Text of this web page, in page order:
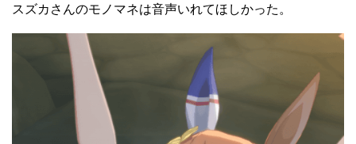
スズカさんのモノマネは音声いれてほしかった。